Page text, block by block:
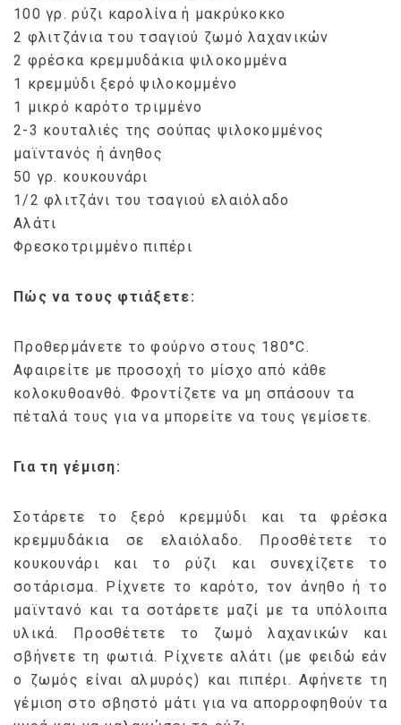
100 γρ. ρύζι καρολίνα ή μακρύκοκκο
2 φλιτζάνια του τσαγιού ζωμό λαχανικών
2 φρέσκα κρεμμυδάκια ψιλοκομμένα
1 κρεμμύδι ξερό ψιλοκομμένο
1 μικρό καρότο τριμμένο
2-3 κουταλιές της σούπας ψιλοκομμένος
μαϊντανός ή άνηθος
50 γρ. κουκουνάρι
1/2 φλιτζάνι του τσαγιού ελαιόλαδο
Αλάτι
Φρεσκοτριμμένο πιπέρι
Πώς να τους φτιάξετε:
Προθερμάνετε το φούρνο στους 180°C.
Αφαιρείτε με προσοχή το μίσχο από κάθε
κολοκυθοανθό. Φροντίζετε να μη σπάσουν τα
πέταλά τους για να μπορείτε να τους γεμίσετε.
Για τη γέμιση:
Σοτάρετε το ξερό κρεμμύδι και τα φρέσκα
κρεμμυδάκια σε ελαιόλαδο. Προσθέτετε το
κουκουνάρι και το ρύζι και συνεχίζετε το
σοτάρισμα. Ρίχνετε το καρότο, τον άνηθο ή το
μαϊντανό και τα σοτάρετε μαζί με τα υπόλοιπα
υλικά. Προσθέτετε το ζωμό λαχανικών και
σβήνετε τη φωτιά. Ρίχνετε αλάτι (με φειδώ εάν
ο ζωμός είναι αλμυρός) και πιπέρι. Αφήνετε τη
γέμιση στο σβηστό μάτι για να απορροφηθούν τα